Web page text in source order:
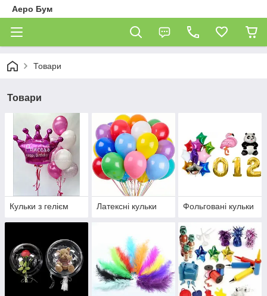
Аеро Бум
Товари
Товари
Кульки з гелієм Латексні кульки Фольговані кульки